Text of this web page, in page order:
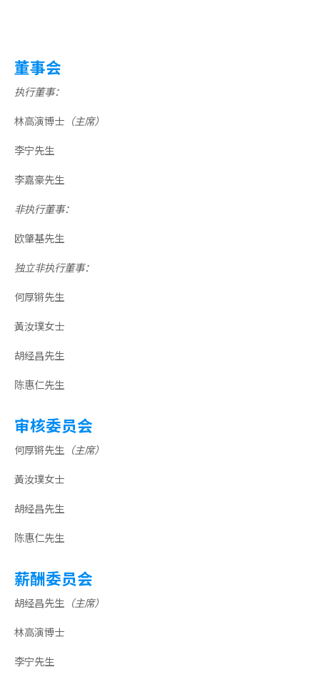
董事会
执行董事：
林高演博士 （主席）
李宁先生
李嘉豪先生
非执行董事：
欧肇基先生
独立非执行董事：
何厚锵先生
黃汝璞女士
胡经昌先生
陈惠仁先生
审核委员会
何厚锵先生 （主席）
黃汝璞女士
胡经昌先生
陈惠仁先生
薪酬委员会
胡经昌先生 （主席）
林高演博士
李宁先生